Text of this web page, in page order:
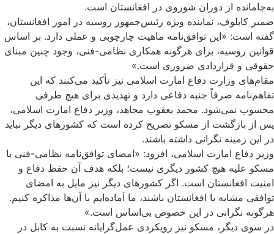
به‌جامانده از دوران شوروی در افغانستان است.
ضمیر کابلوف، نماینده ویژه رئیس‌جمهور روسیه در امور افغانستان،
گفته است: «این توافق‌نامه ماهیت چارچوبی و عملی دارد. بر اساس
قوانین روسیه، برای هرگونه همکاری نظامی-فنی، وجود چنین مبنای
حقوقی و قراردادی ضروری است.»
مقام‌های وزارت دفاع امارت اسلامی نیز تأکید می‌کنند که این
تفاهم‌نامه صرفاً جنبه دفاعی دارد و تهدیدی برای هیچ طرفی
محسوب نمی‌شود. محمد یعقوب مجاهد، وزیر دفاع امارت اسلامی،
پس از بازگشت از مسکو تصریح کرده است که کشورهای دیگر نباید
در این زمینه نگرانی داشته باشند.
وزیر دفاع امارت اسلامی، افزود: «امضای توافق‌نامه نظامی-فنی با
مسکو علیه هیچ کشور دیگری نیست؛ بلکه هدف آن حفظ دفاع و
امنیت افغانستان است. اگر کشورهای دیگر نیز مایل به امضای
توافقی مشابه با افغانستان باشند، ما آماده‌ایم با آن‌ها مذاکره کنیم.
هرگونه نگرانی در این خصوص بی‌اساس است.»
در سوی دیگر، مسکو نیز رویکردی عمل‌گرایانه نسبت به کابل در